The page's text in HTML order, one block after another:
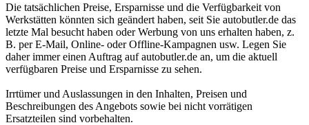
Die tatsächlichen Preise, Ersparnisse und die Verfügbarkeit von
Werkstätten könnten sich geändert haben, seit Sie autobutler.de das
letzte Mal besucht haben oder Werbung von uns erhalten haben, z.
B. per E-Mail, Online- oder Offline-Kampagnen usw. Legen Sie
daher immer einen Auftrag auf autobutler.de an, um die aktuell
verfügbaren Preise und Ersparnisse zu sehen.
Irrtümer und Auslassungen in den Inhalten, Preisen und
Beschreibungen des Angebots sowie bei nicht vorrätigen
Ersatzteilen sind vorbehalten.